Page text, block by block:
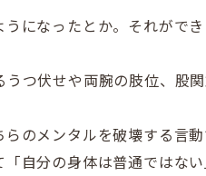
になったとか。それがで
つ伏せや両腕の肢位、股
のメンタルを破壊する言
自分の身体は普通ではな